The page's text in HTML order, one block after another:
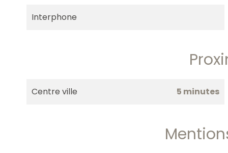
Interphone
Centre ville 5 minutes